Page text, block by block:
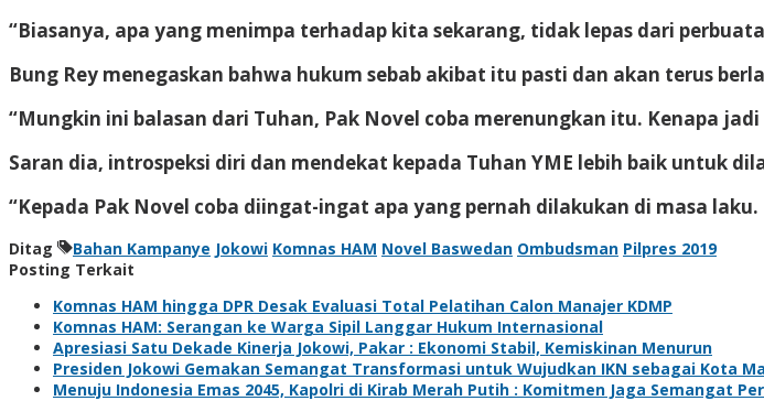
“Biasanya, apa yang menimpa terhadap kita sekarang, tidak lepas dari
Bung Rey menegaskan bahwa hukum sebab akibat itu pasti dan akan terus
“Mungkin ini balasan dari Tuhan, Pak Novel coba merenungkan itu. Kenapa
Saran dia, introspeksi diri dan mendekat kepada Tuhan YME lebih baik untuk
“Kepada Pak Novel coba diingat-ingat apa yang pernah dilakukan di masa
Ditag Bahan Kampanye Jokowi Komnas HAM Novel Baswedan Ombudsman Pilpres 2019
Posting Terkait
Komnas HAM hingga DPR Desak Evaluasi Total Pelatihan Calon Manajer KDMP
Komnas HAM: Serangan ke Warga Sipil Langgar Hukum Internasional
Apresiasi Satu Dekade Kinerja Jokowi, Pakar : Ekonomi Stabil, Kemiskinan Menurun
Presiden Jokowi Gemakan Semangat Transformasi untuk Wujudkan IKN sebagai Kota
Menuju Indonesia Emas 2045, Kapolri di Kirab Merah Putih : Komitmen Jaga Semangat